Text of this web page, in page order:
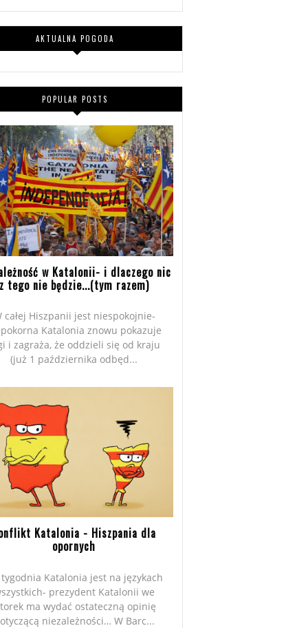
AKTUALNA POGODA
POPULAR POSTS
w Katalonii- i dlaczego nic
z tego nie będzie...(tym razem)
całej Hiszpanii jest niespokojnie-
Katalonia znowu pokazuje
i zagraża, że oddzieli się od kraju
(już 1 października odbęd...
Katalonia - Hiszpania dla
opornych
Katalonia jest na językach
prezydent Katalonii we
ma wydać ostateczną opinię
niezależności… W Barc...